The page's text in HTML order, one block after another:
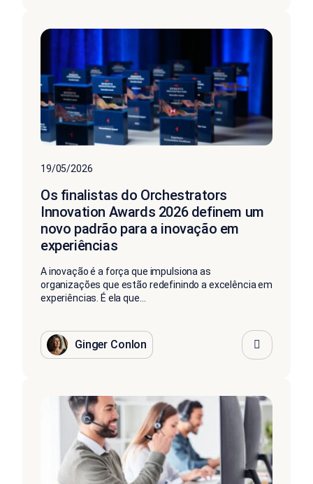
19/05/2026
Os finalistas do Orchestrators
Innovation Awards 2026 definem um
novo padrão para a inovação em
experiências
A inovação é a força que impulsiona as
organizações que estão redefinindo a excelência em
experiências. É ela que...
Ginger Conlon